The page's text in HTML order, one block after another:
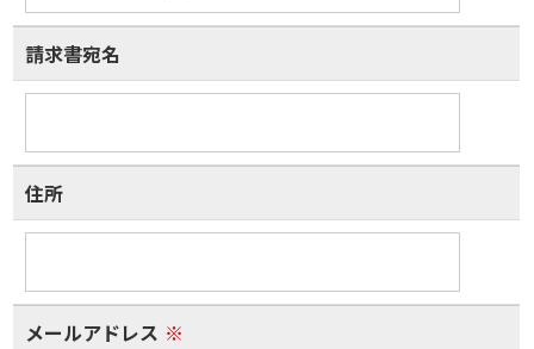
請求書宛名
住所
メールアドレス ※